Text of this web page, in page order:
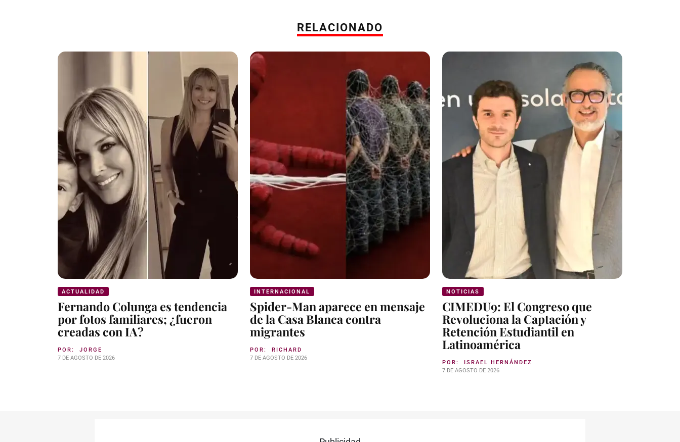
RELACIONADO
ACTUALIDAD
Fernando Colunga es tendencia
por fotos familiares; ¿fueron
creadas con IA?
POR: JORGE
7 DE AGOSTO DE 2026
INTERNACIONAL
Spider-Man aparece en mensaje
de la Casa Blanca contra
migrantes
POR: RICHARD
7 DE AGOSTO DE 2026
NOTICIAS
CIMEDU9: El Congreso que
Revoluciona la Captación y
Retención Estudiantil en
Latinoamérica
POR: ISRAEL HERNÁNDEZ
7 DE AGOSTO DE 2026